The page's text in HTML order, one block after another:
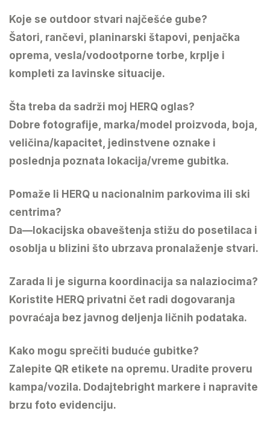
Koje se outdoor stvari najčešće gube?
Šatori, rančevi, planinarski štapovi, penjačka
oprema, vesla/vodootporne torbe, krplje i
kompleti za lavinske situacije.
Šta treba da sadrži moj HERQ oglas?
Dobre fotografije, marka/model proizvoda, boja,
veličina/kapacitet, jedinstvene oznake i
poslednja poznata lokacija/vreme gubitka.
Pomaže li HERQ u nacionalnim parkovima ili ski
centrima?
Da—lokacijska obaveštenja stižu do posetilaca i
osoblja u blizini što ubrzava pronalaženje stvari.
Zarada li je sigurna koordinacija sa nalaziocima?
Koristite HERQ privatni čet radi dogovaranja
povraćaja bez javnog deljenja ličnih podataka.
Kako mogu sprečiti buduće gubitke?
Zalepite QR etikete na opremu. Uradite proveru
kampa/vozila. Dodajtebright markere i napravite
brzu foto evidenciju.